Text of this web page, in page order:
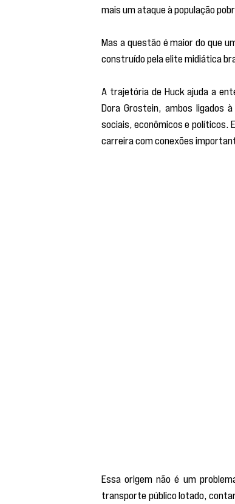
mais um ataque à população
Mas a questão é maior do que
construído pela elite midiática
A trajetória de Huck ajuda a
Dora Grostein, ambos ligados
sociais, econômicos e políticos.
carreira com conexões
Essa origem não é um
transporte público lotado,